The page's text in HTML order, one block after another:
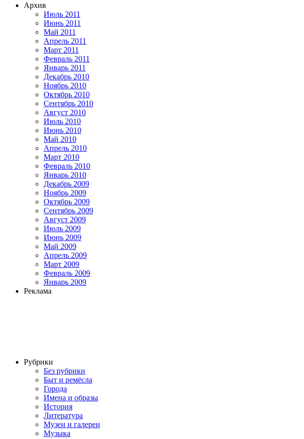
Архив
Июль 2011
Июнь 2011
Май 2011
Апрель 2011
Март 2011
Февраль 2011
Январь 2011
Декабрь 2010
Ноябрь 2010
Октябрь 2010
Сентябрь 2010
Август 2010
Июль 2010
Июнь 2010
Май 2010
Апрель 2010
Март 2010
Февраль 2010
Январь 2010
Декабрь 2009
Ноябрь 2009
Октябрь 2009
Сентябрь 2009
Август 2009
Июль 2009
Июнь 2009
Май 2009
Апрель 2009
Март 2009
Февраль 2009
Январь 2009
Реклама
Рубрики
Без рубрики
Быт и ремёсла
Города
Имена и образы
История
Литература
Музеи и галереи
Музыка